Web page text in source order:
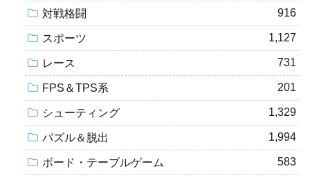
対戦格闘 916
スポーツ 1,127
レース 731
FPS＆TPS系 201
シューティング 1,329
パズル＆脱出 1,994
ボード・テーブルゲーム 583